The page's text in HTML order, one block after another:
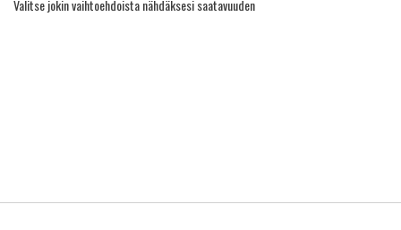
Valitse jokin vaihtoehdoista nähdäksesi saatavuuden